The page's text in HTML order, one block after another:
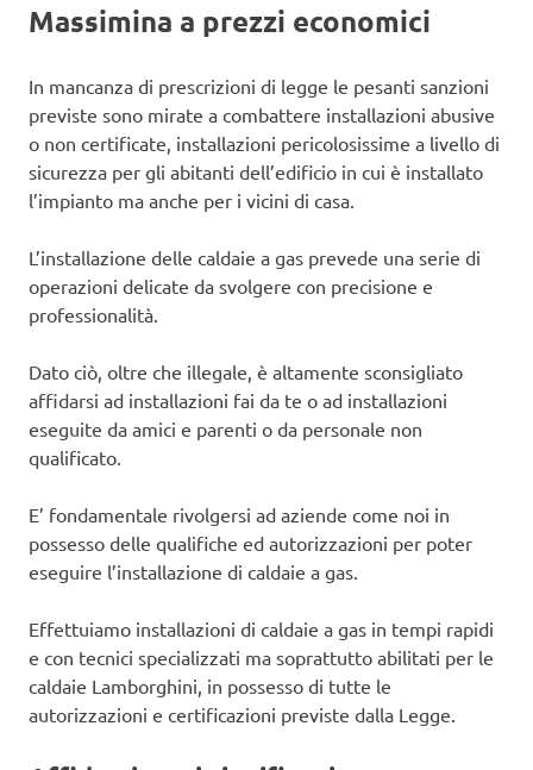
Massimina a prezzi economici
In mancanza di prescrizioni di legge le pesanti sanzioni
previste sono mirate a combattere installazioni abusive
o non certificate, installazioni pericolosissime a livello di
sicurezza per gli abitanti dell’edificio in cui è installato
l’impianto ma anche per i vicini di casa.
L’installazione delle caldaie a gas prevede una serie di
operazioni delicate da svolgere con precisione e
professionalità.
Dato ciò, oltre che illegale, è altamente sconsigliato
affidarsi ad installazioni fai da te o ad installazioni
eseguite da amici e parenti o da personale non
qualificato.
E’ fondamentale rivolgersi ad aziende come noi in
possesso delle qualifiche ed autorizzazioni per poter
eseguire l’installazione di caldaie a gas.
Effettuiamo installazioni di caldaie a gas in tempi rapidi
e con tecnici specializzati ma soprattutto abilitati per le
caldaie Lamborghini, in possesso di tutte le
autorizzazioni e certificazioni previste dalla Legge.